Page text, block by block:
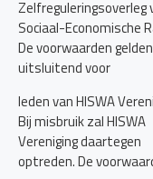
Zelfreguleringsoverleg
Sociaal-Economische
De voorwaarden gelden
uitsluitend voor
leden van HISWA
Bij misbruik zal HISWA
Vereniging daartegen
optreden. De